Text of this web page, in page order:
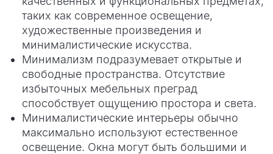
таких как современное освещение,
художественные произведения и
минималистические искусства.
Минимализм подразумевает открытые и
свободные пространства. Отсутствие
избыточных мебельных преград
способствует ощущению простора и света.
Минималистические интерьеры обычно
максимально используют естественное
освещение. Окна могут быть большими и